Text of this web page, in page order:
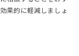
果的に軽減しましょ